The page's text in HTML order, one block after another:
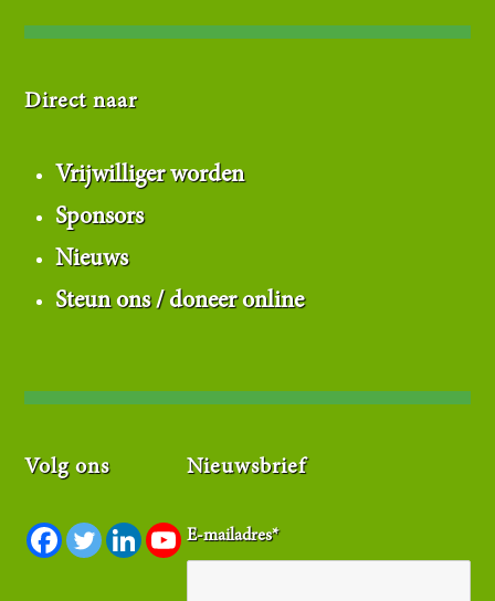
Direct naar
Vrijwilliger worden
Sponsors
Nieuws
Steun ons / doneer online
Volg ons Nieuwsbrief
E-mailadres*